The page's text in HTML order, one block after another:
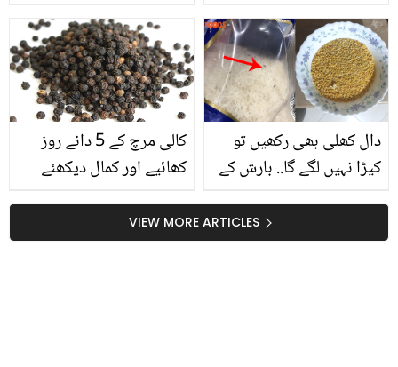
ڈاکٹر بلقیس نے ان سے کون
سے فیشل کا طریقہ بتادیا؟
آپ بھی ضرور آزمائیں
ایسا کیا کھالیا جو اسے
اسپتال لے کر جانا پڑگیا؟
کالی مرچ کے 5 دانے روز
کھائیے اور کمال دیکھئے
دال کھلی بھی رکھیں تو
کیڑا نہیں لگے گا.. بارش کے
دال کو کیڑا لگنے سے کیسے
بچائیں؟
VIEW MORE ARTICLES